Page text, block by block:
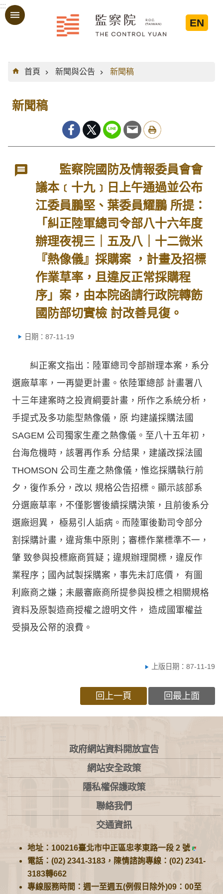
跳到主要內容區塊
:::
EN
:::
首頁
新聞與公告 新聞稿
新聞稿
監察院國防及情報委員會會
議本﹝十九﹞日上午通過並公布
江委員鵬堅、葉委員耀鵬 所提：
「糾正陸軍總司令部八十六年度
辦理夜視三｜五及八｜十二微米
『熱像儀』採購案 ，計畫及招標
作業草率，且違反正常採購程
序」案，由本院函請行政院轉飭
國防部切實檢 討改善見復。
日期：87-11-19
糾正案文指出：陸軍總司令部辦理本案，系分
選廠草率，一再變更計畫。依陸軍總部 計畫署八
十三年建案時之投資綱要計畫，所作之系統分析，
手提式及多功能型熱像儀，原 均建議採購法國
SAGEM 公司獨家生產之熱像儀。至八十五年初，
台海危機時，該署再作系 分結果，建議改採法國
THOMSON 公司生產之熱像儀，惟迄採購執行前
夕，復作系分，改以 規格公告招標。顯示該部系
分選廠草率，不僅影響後續採購決策，且前後系分
選廠迥異， 極易引人詬病。而陸軍後勤司令部分
割採購計畫，違背集中原則；審標作業標準不一，
肇 致參與投標廠商質疑；違規辦理開標，違反作
業程序；國內試製採購案，事先未訂底價， 有圖
利廠商之嫌；未嚴審廠商所提參與投標之相關規格
資料及原製造商授權之證明文件， 造成國軍權益
受損及公帑的浪費。
上版日期：87-11-19
回上一頁 回最上面
:::
政府網站資料開放宣告
網站安全政策
隱私權保護政策
聯絡我們
交通資訊
地址：100216臺北市中正區忠孝東路一段 2 號
電話：(02) 2341-3183，陳情諮詢專線：(02) 2341-
3183轉662
專線服務時間：週一至週五(例假日除外)09：00至